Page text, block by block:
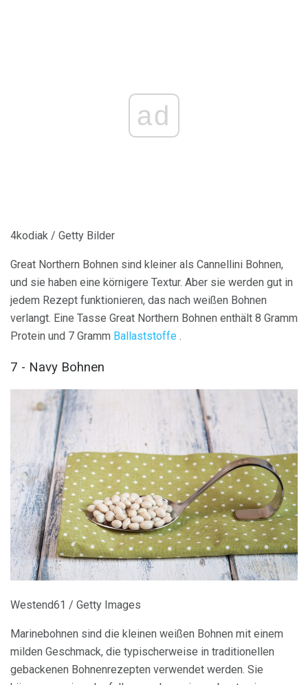
ad
4kodiak / Getty Bilder
Great Northern Bohnen sind kleiner als Cannellini Bohnen,
und sie haben eine körnigere Textur. Aber sie werden gut in
jedem Rezept funktionieren, das nach weißen Bohnen
verlangt. Eine Tasse Great Northern Bohnen enthält 8 Gramm
Protein und 7 Gramm Ballaststoffe .
7 - Navy Bohnen
Westend61 / Getty Images
Marinebohnen sind die kleinen weißen Bohnen mit einem
milden Geschmack, die typischerweise in traditionellen
gebackenen Bohnenrezepten verwendet werden. Sie